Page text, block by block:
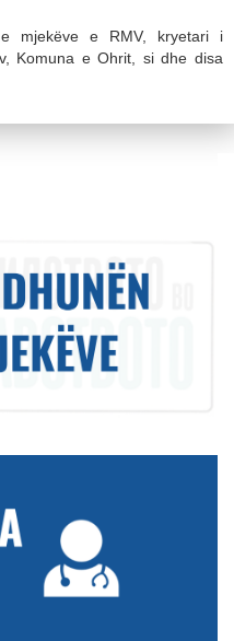
mjekëve e RMV, kryetari i
Komuna e Ohrit, si dhe disa